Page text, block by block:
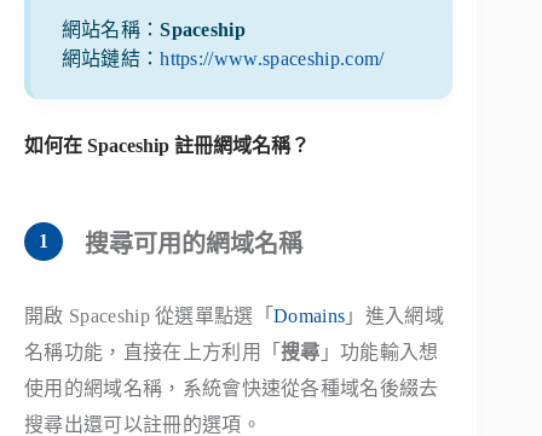
網站名稱：Spaceship
網站鏈結：https://www.spaceship.com/
如何在 Spaceship 註冊網域名稱？
搜尋可用的網域名稱
開啟 Spaceship 從選單點選「Domains 」進入網域
名稱功能，直接在上方利用「搜尋 」功能輸入想
使用的網域名稱，系統會快速從各種域名後綴去
搜尋出還可以註冊的選項。